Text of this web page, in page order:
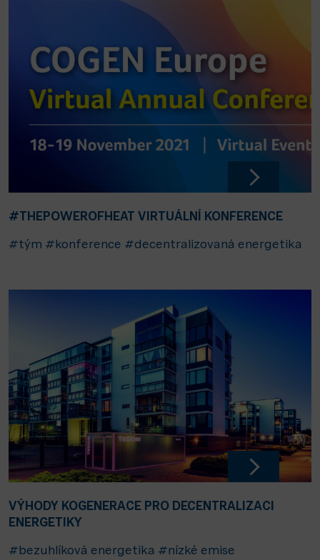
#THEPOWEROFHEAT VIRTUÁLNÍ KONFERENCE
#tým #konference #decentralizovaná energetika
VÝHODY KOGENERACE PRO DECENTRALIZACI
ENERGETIKY
#bezuhlíková energetika #nízké emise